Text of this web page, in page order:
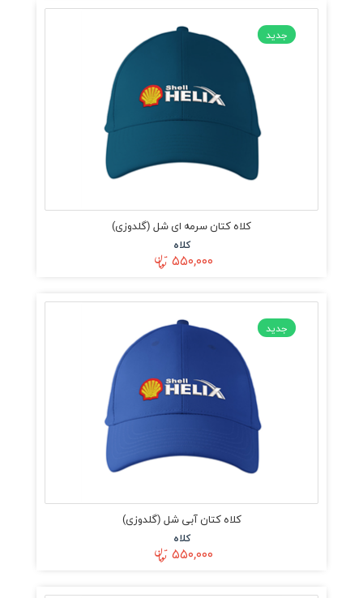
جدید
کلاه کتان سرمه ای شل (گلدوزی)
کلاه
۵۵۰,۰۰۰
جدید
کلاه کتان آبی شل (گلدوزی)
کلاه
۵۵۰,۰۰۰